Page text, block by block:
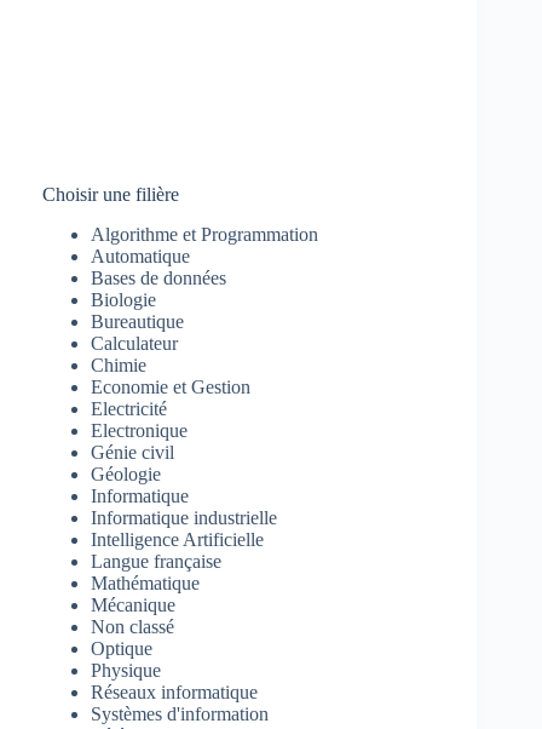
Choisir une filière
Algorithme et Programmation
Automatique
Bases de données
Biologie
Bureautique
Calculateur
Chimie
Economie et Gestion
Electricité
Electronique
Génie civil
Géologie
Informatique
Informatique industrielle
Intelligence Artificielle
Langue française
Mathématique
Mécanique
Non classé
Optique
Physique
Réseaux informatique
Systèmes d'information